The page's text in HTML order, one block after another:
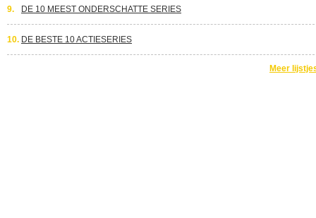
9. DE 10 MEEST ONDERSCHATTE SERIES
10. DE BESTE 10 ACTIESERIES
Meer